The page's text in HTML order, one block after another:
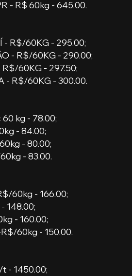
- R$ 60kg - 645.00.
- R$/60KG - 295.00;
- R$/60KG - 290.00;
60KG - 297.50;
- R$/60KG - 300.00.
kg - 78.00;
- 84.00;
- 80.00;
- 83.00.
60kg - 166.00;
148.00;
- 160.00;
60kg - 150.00.
- 1450.00;